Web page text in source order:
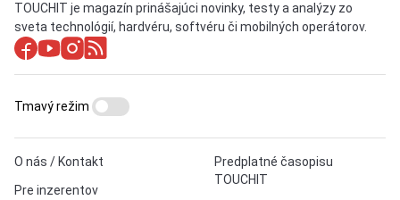
TOUCHIT je magazín prinášajúci novinky, testy a analýzy zo
sveta technológií, hardvéru, softvéru či mobilných operátorov.
O nás / Kontakt
Pre inzerentov
Predplatné časopisu
TOUCHIT
Tmavý režim